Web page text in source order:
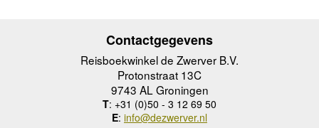
Contactgegevens
Reisboekwinkel de Zwerver B.V.
Protonstraat 13C
9743 AL Groningen
T: +31 (0)50 - 3 12 69 50
E: info@dezwerver.nl